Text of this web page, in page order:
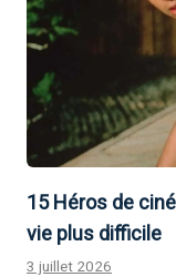
15 Héros de
vie plus difficile
3 juillet 2026